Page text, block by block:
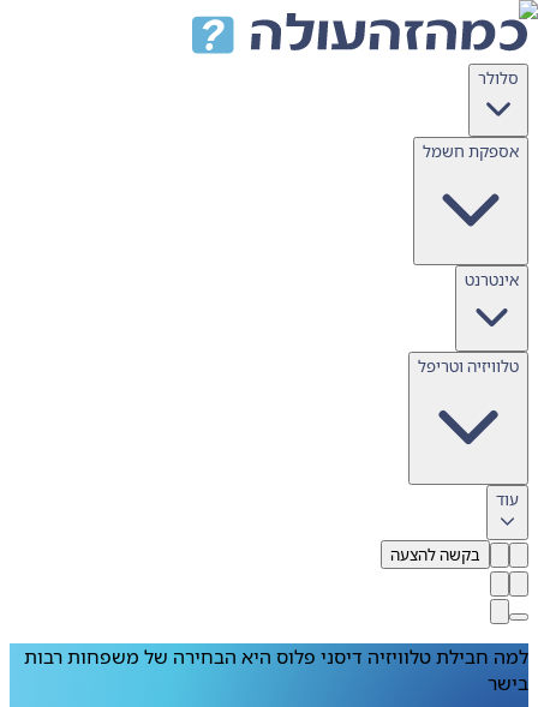
דלג לתוכן
סלולר
אספקת חשמל
אינטרנט
טלוויזיה וטריפל
עוד
בקשה להצעה
למה חבילת טלוויזיה דיסני פלוס היא הבחירה של משפחות רבות
בישר